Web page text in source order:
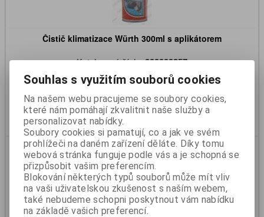
Čistič klimatizace Würth 300ml s aplikátorem
Katalogové číslo:999999357
Skladem:
Ano
531 Kč
439 Kč (bez DPH)
Koupit
Souhlas s využitím souborů cookies
Na našem webu pracujeme se soubory cookies,
které nám pomáhají zkvalitnit naše služby a
personalizovat nabídky.
Soubory cookies si pamatují, co a jak ve svém
prohlížeči na daném zařízení děláte. Díky tomu
webová stránka funguje podle vás a je schopná se
přizpůsobit vašim preferencím.
Blokování některých typů souborů může mít vliv
na vaši uživatelskou zkušenost s naším webem,
také nebudeme schopni poskytnout vám nabídku
na základě vašich preferencí.